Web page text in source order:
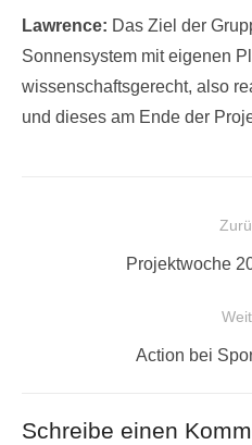
Lawrence: Das Ziel der
Sonnensystem mit eigenen
wissenschaftsgerecht, also
und dieses am Ende der
Beitragsnavigation
Vorheriger
Projektwoche
Nächster
Action bei
Schreibe einen